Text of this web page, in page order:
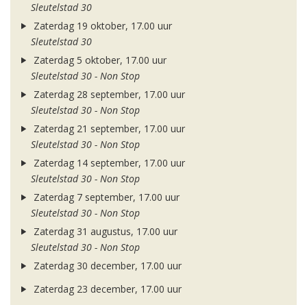
Sleutelstad 30
Zaterdag 19 oktober, 17.00 uur
Sleutelstad 30
Zaterdag 5 oktober, 17.00 uur
Sleutelstad 30 - Non Stop
Zaterdag 28 september, 17.00 uur
Sleutelstad 30 - Non Stop
Zaterdag 21 september, 17.00 uur
Sleutelstad 30 - Non Stop
Zaterdag 14 september, 17.00 uur
Sleutelstad 30 - Non Stop
Zaterdag 7 september, 17.00 uur
Sleutelstad 30 - Non Stop
Zaterdag 31 augustus, 17.00 uur
Sleutelstad 30 - Non Stop
Zaterdag 30 december, 17.00 uur
Zaterdag 23 december, 17.00 uur